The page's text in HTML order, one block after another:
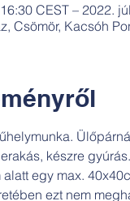
CEST – 2022.
Csömör, Kacsóh
készre gyúrás.
alatt egy max.
ezt nem